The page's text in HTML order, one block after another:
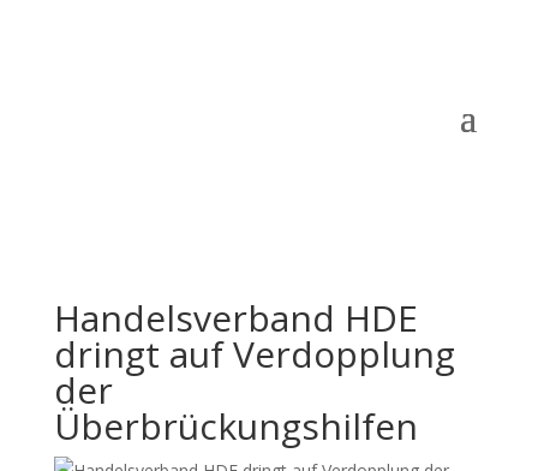
Handelsverband HDE
dringt auf Verdopplung
der
Überbrückungshilfen